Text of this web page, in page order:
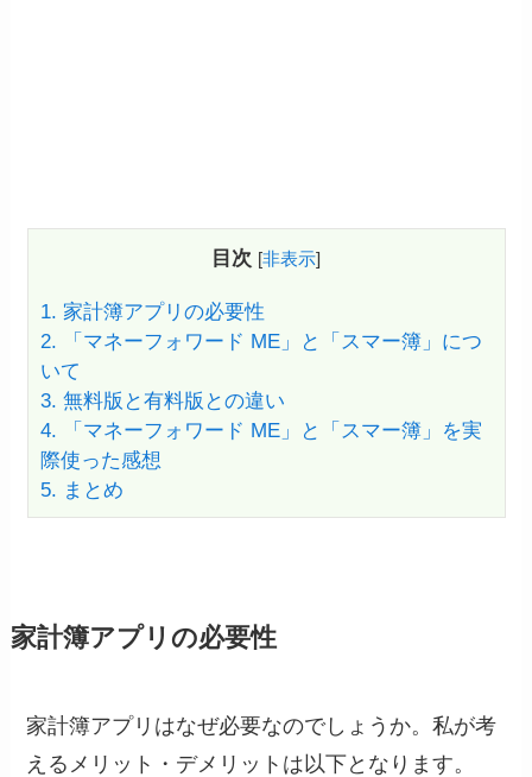
目次 [非表示]
1. 家計簿アプリの必要性
2. 「マネーフォワード ME」と「スマー簿」につ
いて
3. 無料版と有料版との違い
4. 「マネーフォワード ME」と「スマー簿」を実
際使った感想
5. まとめ
家計簿アプリの必要性
家計簿アプリはなぜ必要なのでしょうか。私が考
えるメリット・デメリットは以下となります。